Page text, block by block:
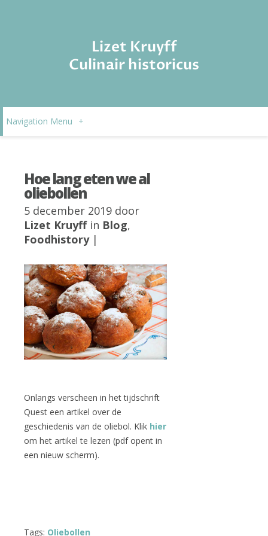
Lizet Kruyff
Culinair historicus
Navigation Menu +
Hoe lang eten we al
oliebollen
5 december 2019 door
Lizet Kruyffin Blog,
Foodhistory|
Onlangs verscheen in het tijdschrift
Quest een artikel over de
geschiedenis van de oliebol. Klik hier
om het artikel te lezen (pdf opent in
een nieuw scherm).
Tags: Oliebollen